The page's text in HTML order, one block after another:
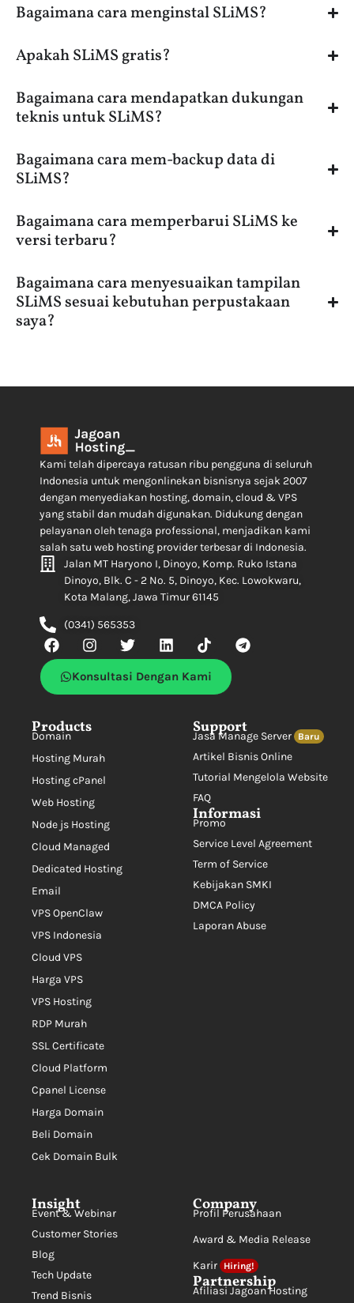
Bagaimana cara menginstal SLiMS?
Apakah SLiMS gratis?
Bagaimana cara mendapatkan dukungan
teknis untuk SLiMS?
Bagaimana cara mem-backup data di
SLiMS?
Bagaimana cara memperbarui SLiMS ke
versi terbaru?
Bagaimana cara menyesuaikan tampilan
SLiMS sesuai kebutuhan perpustakaan
saya?
Products
Domain
Hosting Murah
Hosting cPanel
Web Hosting
Node js Hosting
Cloud Managed
Dedicated Hosting
Email
VPS OpenClaw
VPS Indonesia
Cloud VPS
Harga VPS
VPS Hosting
RDP Murah
SSL Certificate
Cloud Platform
Cpanel License
Harga Domain
Beli Domain
Cek Domain Bulk
Support
Jasa Manage Server Baru
Artikel Bisnis Online
Tutorial Mengelola Website
FAQ
Informasi
Promo
Service Level Agreement
Term of Service
Kebijakan SMKI
DMCA Policy
Laporan Abuse
Insight
Event & Webinar
Customer Stories
Blog
Tech Update
Trend Bisnis
Company
Profil Perusahaan
Award & Media Release
Karir
Hiring!
Partnership
Afiliasi Jagoan Hosting
Kami telah dipercaya ratusan ribu pengguna di seluruh
Indonesia untuk mengonlinekan bisnisnya sejak 2007
dengan menyediakan hosting, domain, cloud & VPS
yang stabil dan mudah digunakan. Didukung dengan
pelayanan oleh tenaga professional, menjadikan kami
salah satu web hosting provider terbesar di Indonesia.
Jalan MT Haryono I, Dinoyo, Komp. Ruko Istana
Dinoyo, Blk. C - 2 No. 5, Dinoyo, Kec. Lowokwaru,
Kota Malang, Jawa Timur 61145
(0341) 565353
Konsultasi Dengan Kami